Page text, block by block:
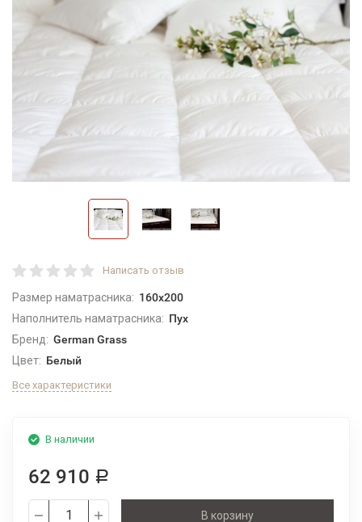
Написать отзыв
Размер наматрасника: 160x200
Наполнитель наматрасника: Пух
Бренд: German Grass
Цвет: Белый
Все характеристики
В наличии
62 910 Р
В корзину